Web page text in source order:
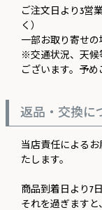
ご注文日より3営
く）
一部お取り寄せの
※交通状況、天候
ございます。予め
返品・交換に
当店責任による
たします。
商品到着日より7
それを過ぎます